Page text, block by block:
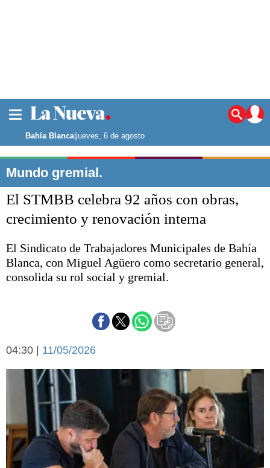
Noticias
La ciudad
Punta Alta
El mundo
Seguridad
Deportes
Escenario Olímpico
Liga del Sur
Básquetbol
Federal A
Aplausos
Con el campo
Espacio empresas
Sociedad y tiempo
libre
Sociedad
Tecnología
Turismo
Bahía Blanca|jueves, 6 de agosto
Mundo gremial.
El STMBB celebra 92 años con obras,
crecimiento y renovación interna
El Sindicato de Trabajadores Municipales de Bahía
Blanca, con Miguel Agüero como secretario general,
consolida su rol social y gremial.
04:30 | 11/05/2026